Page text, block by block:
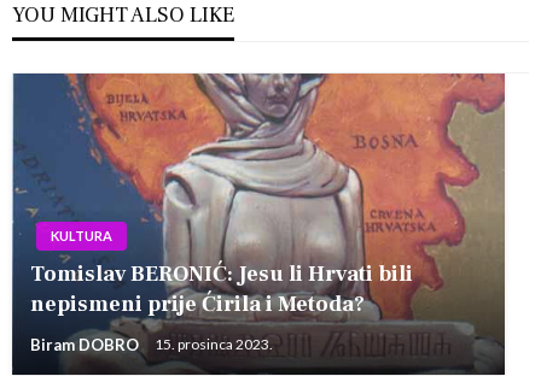
YOU MIGHT ALSO LIKE
KULTURA
Tomislav BERONIĆ: Jesu li Hrvati bili
nepismeni prije Ćirila i Metoda?
Biram DOBRO 15. prosinca 2023.